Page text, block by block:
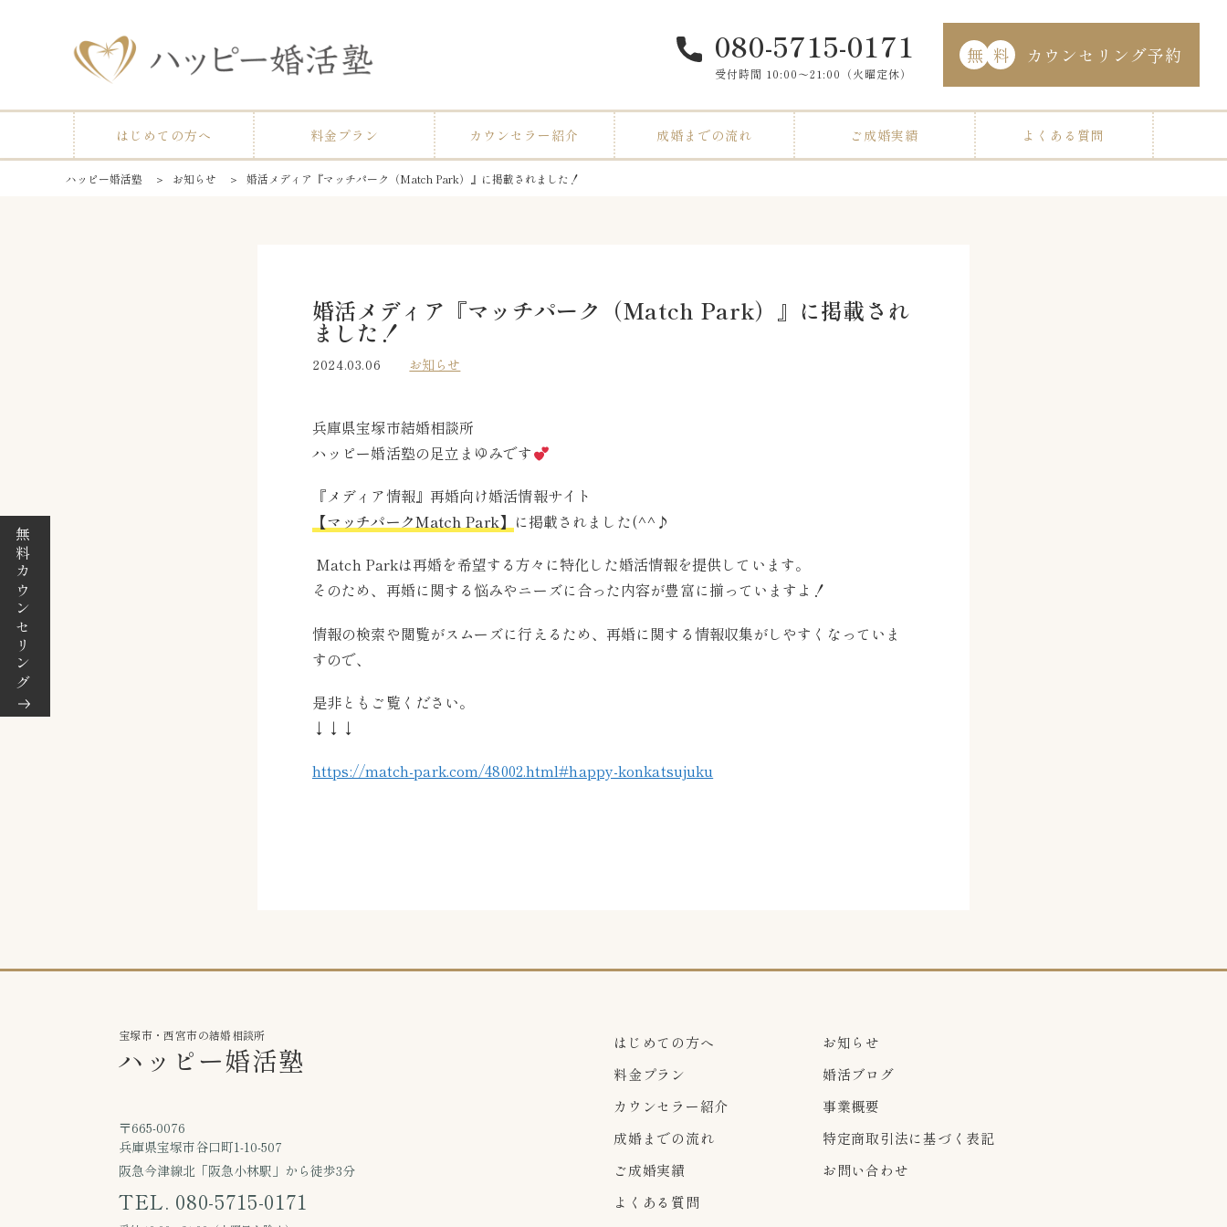
080-5715-0171
受付時間 10:00〜21:00（火曜定休）
カウンセリング予約
無 料
はじめての方へ 料金プラン カウンセラー紹介 成婚までの流れ ご成婚実績 よくある質問
無料カウンセリング
ハッピー婚活塾 ＞ お知らせ ＞ 婚活メディア『マッチパーク（Match Park）』に掲載されました！
婚活メディア『マッチパーク（Match Park）』に掲載され
ました！
2024.03.06 お知らせ
兵庫県宝塚市結婚相談所
ハッピー婚活塾の足立まゆみです
『メディア情報』再婚向け婚活情報サイト
【マッチパークMatch Park】 に掲載されました(^^♪
Match Parkは再婚を希望する方々に特化した婚活情報を提供しています。
そのため、再婚に関する悩みやニーズに合った内容が豊富に揃っていますよ！
情報の検索や閲覧がスムーズに行えるため、再婚に関する情報収集がしやすくなっていま
すので、
是非ともご覧ください。
↓↓↓
https://match-park.com/48002.html#happy-konkatsujuku
宝塚市・西宮市の結婚相談所
ハッピー婚活塾
〒665-0076
兵庫県宝塚市谷口町1-10-507
阪急今津線北「阪急小林駅」から徒歩3分
TEL. 080-5715-0171
はじめての方へ
料金プラン
カウンセラー紹介
成婚までの流れ
ご成婚実績
よくある質問
お知らせ
婚活ブログ
事業概要
特定商取引法に基づく表記
お問い合わせ